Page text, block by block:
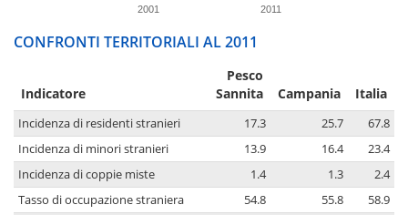
2001 2011
CONFRONTI TERRITORIALI AL 2011
Indicatore
Pesco
Sannita
Campania Italia
Incidenza di residenti stranieri 17.3 25.7
67.8
Incidenza di minori stranieri
13.9 16.4
23.4
Incidenza di coppie miste
1.4 1.3
2.4
Tasso di occupazione straniera
54.8 55.8
58.9